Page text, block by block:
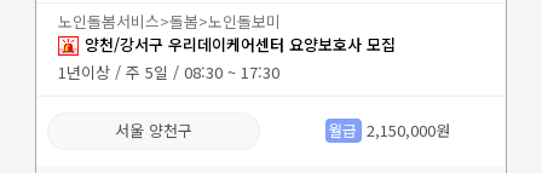
노인돌봄서비스>돌봄>노인돌보미
양천/강서구 우리데이케어센터 요양보호사 모집
1년이상 / 주 5일 / 08:30 ~ 17:30
서울 양천구 월급 2,150,000원